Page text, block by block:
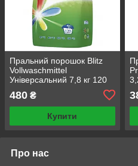
Пральний порошок Blitz
Vollwaschmittel
Універсальний 7,8 кг 120
засоби для прання
480 ₴
Купити
Про нас